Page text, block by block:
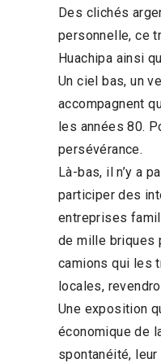
Des clichés
personnelle, ce
Huachipa ainsi
Un ciel bas, un
accompagnent
les années 80.
persévérance.
Là-bas, il n’y a
participer des
entreprises
de mille briques
camions qui les
locales,
Une exposition
économique de
spontanéité,